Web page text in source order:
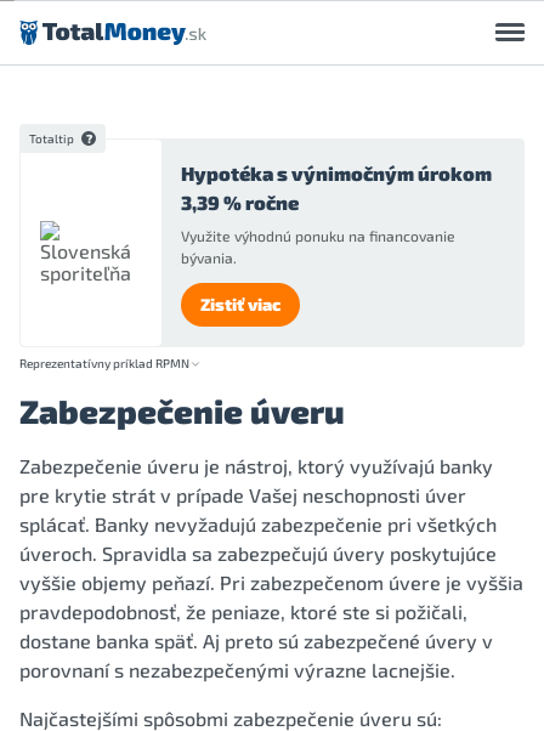
Preskočiť na obsah
Totaltip
Hypotéka s výnimočným úrokom
3,39 % ročne
Využite výhodnú ponuku na financovanie
bývania.
Zistiť viac
Reprezentatívny príklad RPMN
Zabezpečenie úveru
Zabezpečenie úveru je nástroj, ktorý využívajú banky
pre krytie strát v prípade Vašej neschopnosti úver
splácať. Banky nevyžadujú zabezpečenie pri všetkých
úveroch. Spravidla sa zabezpečujú úvery poskytujúce
vyššie objemy peňazí. Pri zabezpečenom úvere je vyššia
pravdepodobnosť, že peniaze, ktoré ste si požičali,
dostane banka späť. Aj preto sú zabezpečené úvery v
porovnaní s nezabezpečenými výrazne lacnejšie.
Najčastejšími spôsobmi zabezpečenie úveru sú: